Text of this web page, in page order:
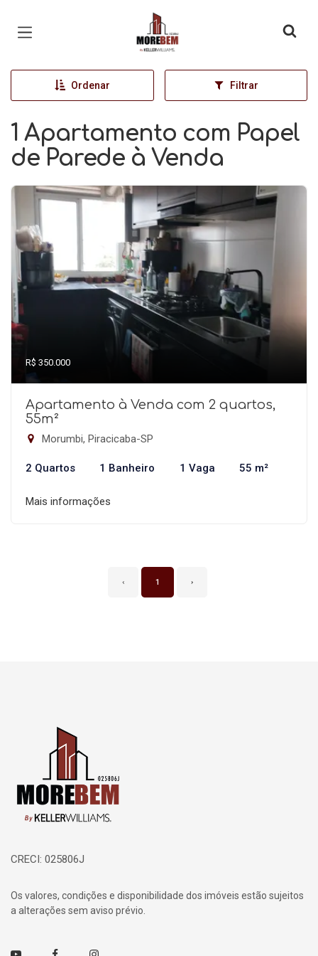
Página inicial
Ordenar Filtrar
1 Apartamento com Papel
de Parede à Venda
R$ 350.000
Apartamento à Venda com 2 quartos,
55m²
Morumbi, Piracicaba-SP
2 Quartos 1 Banheiro 1 Vaga 55 m²
Mais informações
‹ 1 ›
Página inicial
CRECI: 025806J
Os valores, condições e disponibilidade dos imóveis estão sujeitos
a alterações sem aviso prévio.